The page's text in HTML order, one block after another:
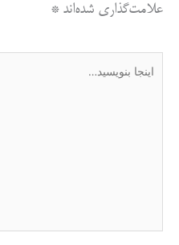
علامت‌گذاری شده‌اند*